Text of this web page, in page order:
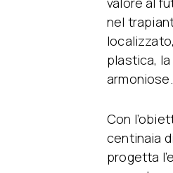
nel
plastica,
armoniose.
Con
centinaia
progetta